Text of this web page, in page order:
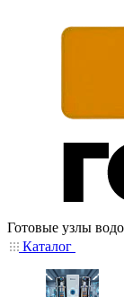
Готовые узлы
Каталог